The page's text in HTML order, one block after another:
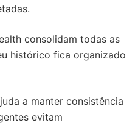
consolidam todas as
histórico fica organizado
a manter consistência
evitam